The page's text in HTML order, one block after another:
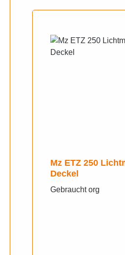
Mz ETZ 250
Deckel
Gebraucht org